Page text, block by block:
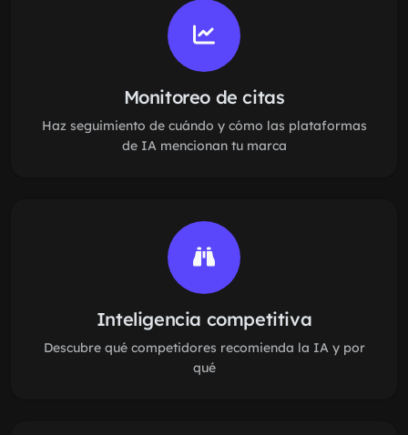
Monitoreo de citas
Haz seguimiento de cuándo y cómo las plataformas
de IA mencionan tu marca
Inteligencia competitiva
Descubre qué competidores recomienda la IA y por
qué